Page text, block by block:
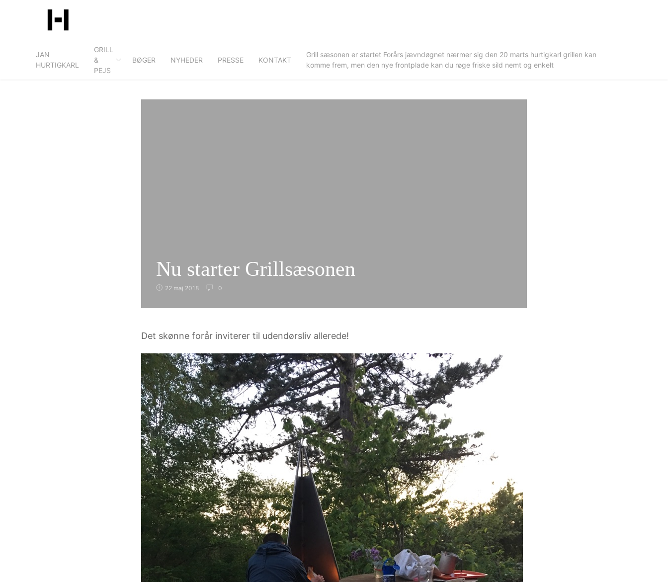
JAN
HURTIGKARL
GRILL
&
PEJS
BØGER NYHEDER PRESSE KONTAKT
Grill sæsonen er startet Forårs jævndøgnet nærmer sig den 20 marts hurtigkarl grillen kan
komme frem, men den nye frontplade kan du røge friske sild nemt og enkelt
Nu starter Grillsæsonen
22 maj 2018 0
Det skønne forår inviterer til udendørsliv allerede!